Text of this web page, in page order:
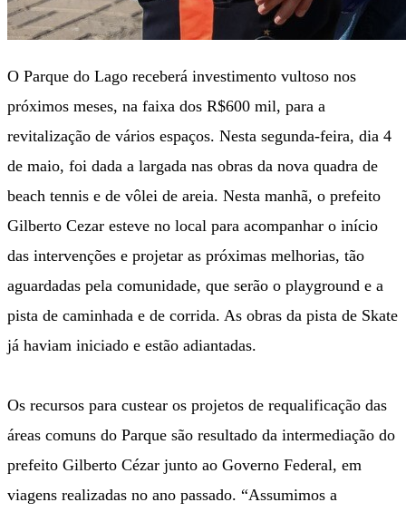
O Parque do Lago receberá investimento vultoso nos
próximos meses, na faixa dos R$600 mil, para a
revitalização de vários espaços. Nesta segunda-feira, dia 4
de maio, foi dada a largada nas obras da nova quadra de
beach tennis e de vôlei de areia. Nesta manhã, o prefeito
Gilberto Cezar esteve no local para acompanhar o início
das intervenções e projetar as próximas melhorias, tão
aguardadas pela comunidade, que serão o playground e a
pista de caminhada e de corrida. As obras da pista de Skate
já haviam iniciado e estão adiantadas.
Os recursos para custear os projetos de requalificação das
áreas comuns do Parque são resultado da intermediação do
prefeito Gilberto Cézar junto ao Governo Federal, em
viagens realizadas no ano passado. “Assumimos a